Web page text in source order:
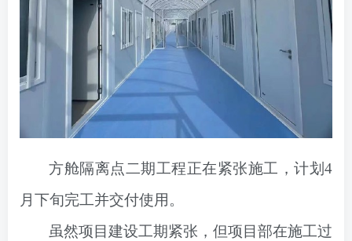
方舱隔离点二期工程正在紧张施工，计划4
月下旬完工并交付使用。
虽然项目建设工期紧张，但项目部在施工过